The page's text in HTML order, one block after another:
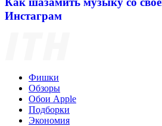
Инстаграм
Фишки
Обзоры
Обои Apple
Подборки
Экономия